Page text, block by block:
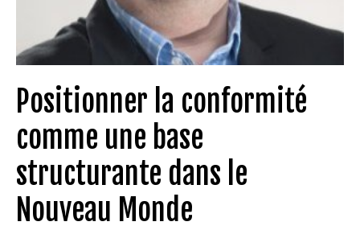
Positionner la conformité
comme une base
structurante dans le
Nouveau Monde